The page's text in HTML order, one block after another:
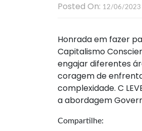
Posted On: 12/06/2023
Honrada em fazer
Capitalismo
engajar diferentes
coragem de
complexidade. C
a abordagem
Compartilhe: